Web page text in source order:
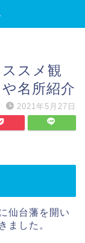
スメ観
名所紹介
2021年5月27日
仙台藩を開い
ました。